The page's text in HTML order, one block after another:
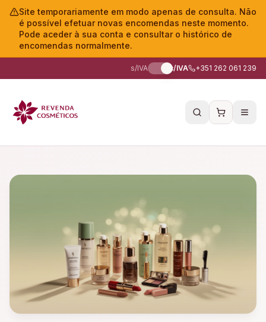
Site temporariamente em modo apenas de consulta. Não
é possível efetuar novas encomendas neste momento.
Pode aceder à sua conta e consultar o histórico de
encomendas normalmente.
s/IVA c/IVA +351 262 061 239